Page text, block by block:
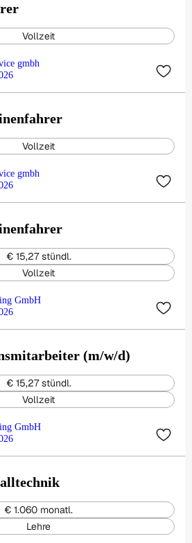
Vollzeit
gmbh
Vollzeit
gmbh
€ 15,27 stündl.
Vollzeit
GmbH
(m/w/d)
€ 15,27 stündl.
Vollzeit
GmbH
€ 1.060 monatl.
Lehre